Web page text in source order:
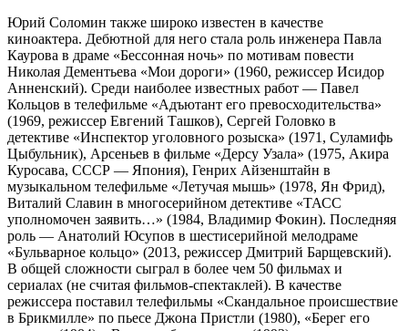
Юрий Соломин также широко известен в качестве
киноактера. Дебютной для него стала роль инженера Павла
Каурова в драме «Бессонная ночь» по мотивам повести
Николая Дементьева «Мои дороги» (1960, режиссер Исидор
Анненский). Среди наиболее известных работ — Павел
Кольцов в телефильме «Адъютант его превосходительства»
(1969, режиссер Евгений Ташков), Сергей Головко в
детективе «Инспектор уголовного розыска» (1971, Суламифь
Цыбульник), Арсеньев в фильме «Дерсу Узала» (1975, Акира
Куросава, СССР — Япония), Генрих Айзенштайн в
музыкальном телефильме «Летучая мышь» (1978, Ян Фрид),
Виталий Славин в многосерийном детективе «ТАСС
уполномочен заявить…» (1984, Владимир Фокин). Последняя
роль — Анатолий Юсупов в шестисерийной мелодраме
«Бульварное кольцо» (2013, режиссер Дмитрий Барщевский).
В общей сложности сыграл в более чем 50 фильмах и
сериалах (не считая фильмов-спектаклей). В качестве
режиссера поставил телефильмы «Скандальное происшествие
в Брикмилле» по пьесе Джона Пристли (1980), «Берег его